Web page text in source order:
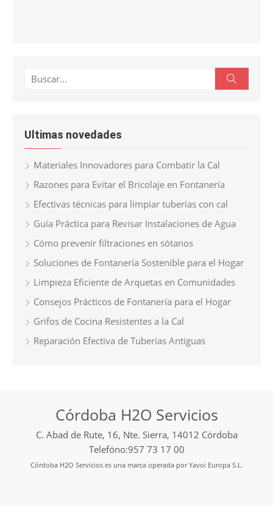
Buscar:
Ultimas novedades
Materiales Innovadores para Combatir la Cal
Razones para Evitar el Bricolaje en Fontanería
Efectivas técnicas para limpiar tuberías con cal
Guía Práctica para Revisar Instalaciones de Agua
Cómo prevenir filtraciones en sótanos
Soluciones de Fontanería Sostenible para el Hogar
Limpieza Eficiente de Arquetas en Comunidades
Consejos Prácticos de Fontanería para el Hogar
Grifos de Cocina Resistentes a la Cal
Reparación Efectiva de Tuberías Antiguas
Córdoba H2O Servicios
C. Abad de Rute, 16, Nte. Sierra, 14012 Córdoba
Telefóno:957 73 17 00
Córdoba H2O Servicios es una marca operada por Yavoi Europa S.L.